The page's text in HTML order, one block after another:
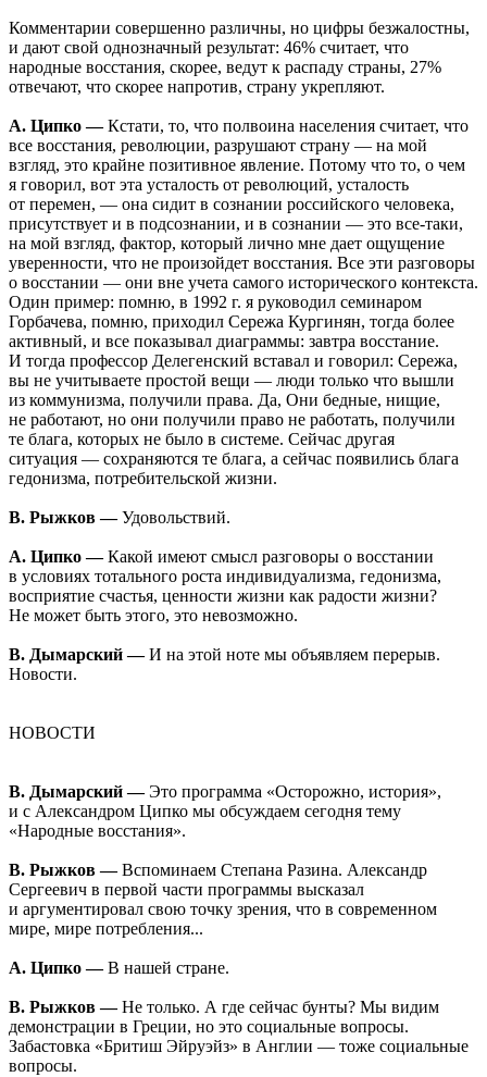
Комментарии совершенно различны, но цифры безжалостны,
и дают свой однозначный результат: 46% считает, что
народные восстания, скорее, ведут к распаду страны, 27%
отвечают, что скорее напротив, страну укрепляют.
А. Ципко —Кстати, то, что полвоина населения считает, что
все восстания, революции, разрушают страну — на мой
взгляд, это крайне позитивное явление. Потому что то, о чем
я говорил, вот эта усталость от революций, усталость
от перемен, — она сидит в сознании российского человека,
присутствует и в подсознании, и в сознании — это все-таки,
на мой взгляд, фактор, который лично мне дает ощущение
уверенности, что не произойдет восстания. Все эти разговоры
о восстании — они вне учета самого исторического контекста.
Один пример: помню, в 1992 г. я руководил семинаром
Горбачева, помню, приходил Сережа Кургинян, тогда более
активный, и все показывал диаграммы: завтра восстание.
И тогда профессор Делегенский вставал и говорил: Сережа,
вы не учитываете простой вещи — люди только что вышли
из коммунизма, получили права. Да, Они бедные, нищие,
не работают, но они получили право не работать, получили
те блага, которых не было в системе. Сейчас другая
ситуация — сохраняются те блага, а сейчас появились блага
гедонизма, потребительской жизни.
В. Рыжков —Удовольствий.
А. Ципко —Какой имеют смысл разговоры о восстании
в условиях тотального роста индивидуализма, гедонизма,
восприятие счастья, ценности жизни как радости жизни?
Не может быть этого, это невозможно.
В. Дымарский —И на этой ноте мы объявляем перерыв.
Новости.
НОВОСТИ
В. Дымарский —Это программа «Осторожно, история»,
и с Александром Ципко мы обсуждаем сегодня тему
«Народные восстания».
В. Рыжков —Вспоминаем Степана Разина. Александр
Сергеевич в первой части программы высказал
и аргументировал свою точку зрения, что в современном
мире, мире потребления...
А. Ципко —В нашей стране.
В. Рыжков —Не только. А где сейчас бунты? Мы видим
демонстрации в Греции, но это социальные вопросы.
Забастовка «Бритиш Эйруэйз» в Англии — тоже социальные
вопросы.